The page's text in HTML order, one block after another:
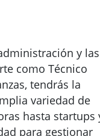
y las
como Técnico
tendrás la
variedad de
hasta startups
para gestionar